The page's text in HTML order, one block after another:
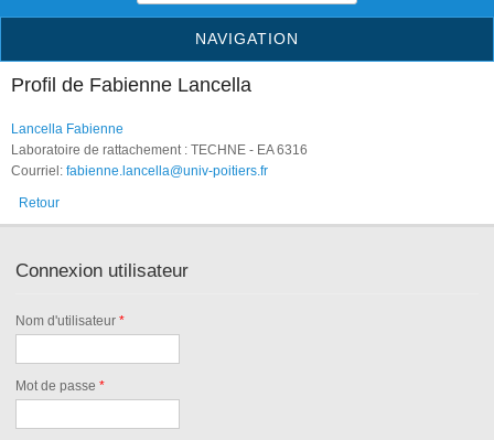
NAVIGATION
Profil de Fabienne Lancella
Lancella Fabienne
Laboratoire de rattachement : TECHNE - EA 6316
Courriel: fabienne.lancella@univ-poitiers.fr
Retour
Connexion utilisateur
Nom d'utilisateur*
Mot de passe*